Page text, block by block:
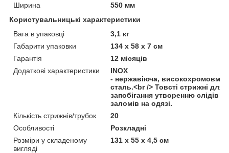
Ширина
550 мм
Користувальницькі характеристики
Вага в упаковці
3,1 кг
Габарити упаковки
134 х 58 х 7 см
Гарантія
12 місяців
Додаткові характеристики
INOX
- нержавіюча,
сталь.<br /> Товсті стрижні для
запобігання утворенню слідів
заломів на одязі.
Кількість стрижнів/трубок
20
Особливості
Розкладні
Розміри у складеному
вигляді
131 x 55 x 4,5 см